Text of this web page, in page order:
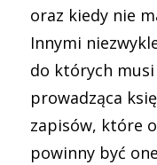
oraz kiedy nie
Innymi
do których
prowadząca
zapisów, które
powinny być